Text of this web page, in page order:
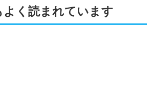
く読まれています